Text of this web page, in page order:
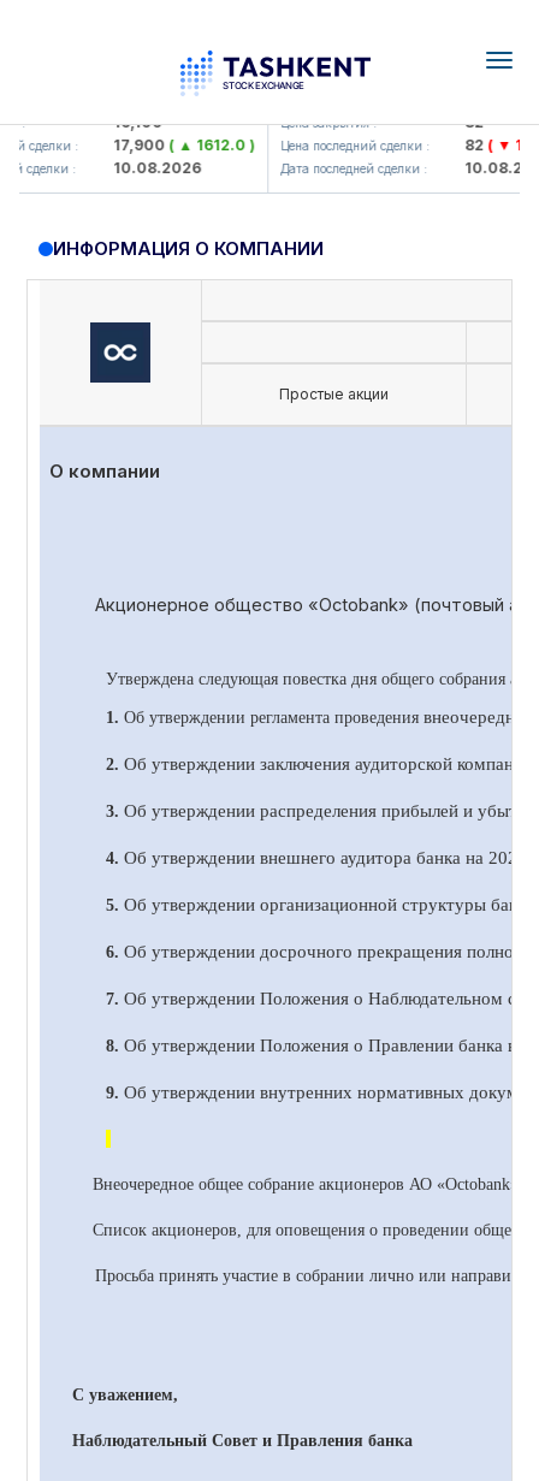
16,100
сделки : 17,900( ▲ 1612.0 )
сделки : 10.08.2026
KFSK (<Kafolat sug'urta
Цена закрытия : 82
Цена последний сделки : 82( ▼ 1.91 )
Дата последней сделки : 10.08.2026
ИНФОРМАЦИЯ О КОМПАНИИ
Простые акции
О компании
Акционерное общество «Octobank» (почтовый
Утверждена следующая повестка дня общего собрания
1. Об утверждении регламента проведения
2. Об утверждении заключения аудиторской
3. Об утверждении распределения прибылей и
4. Об утверждении внешнего аудитора банка на 202
5. Об утверждении организационной структуры
6. Об утверждении досрочного прекращения
7. Об утверждении Положения о Наблюдательном
8. Об утверждении Положения о Правлении банка в
9. Об утверждении внутренних нормативных
Внеочередное общее собрание акционеров АО «Octobank»
Список акционеров, для оповещения о проведении общего
Просьба принять участие в собрании лично или
С уважением,
Наблюдательный Совет и Правления банка